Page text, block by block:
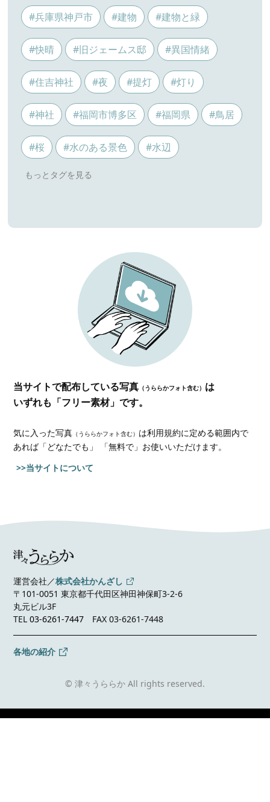
#兵庫県神戸市 #建物 #建物と緑
#快晴 #旧ジェームス邸 #異国情緒
#住吉神社 #夜 #提灯 #灯り
#神社 #福岡市博多区 #福岡県 #鳥居
#桜 #水のある景色 #水辺
当サイトで配布している写真 （うららかフォト含む） は
いずれも「フリー素材」です。
気に入った写真 （うららかフォト含む） は利用規約に定める範囲内で
あれば「どなたでも」 「無料で」お使いいただけます。
>>当サイトについて
運営会社／株式会社かんざし
〒101-0051 東京都千代田区神田神保町3-2-6
丸元ビル3F
TEL03-6261-7447 FAX 03-6261-7448
各地の紹介
© 津々うららか All rights reserved.